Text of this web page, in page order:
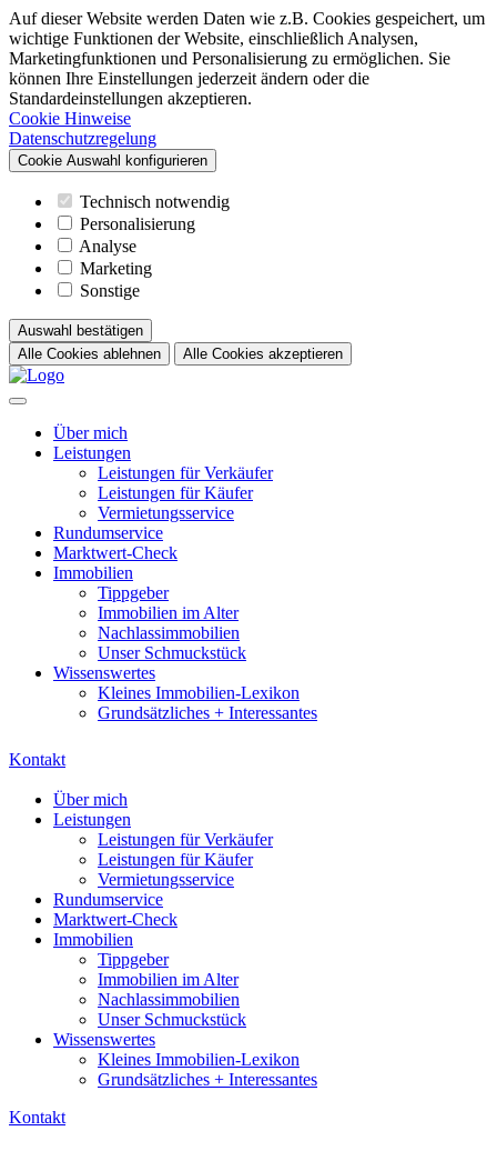
Auf dieser Website werden Daten wie z.B. Cookies gespeichert, um
wichtige Funktionen der Website, einschließlich Analysen,
Marketingfunktionen und Personalisierung zu ermöglichen. Sie
können Ihre Einstellungen jederzeit ändern oder die
Standardeinstellungen akzeptieren.
Cookie Hinweise
Datenschutzregelung
Cookie Auswahl konfigurieren
Technisch notwendig
Personalisierung
Analyse
Marketing
Sonstige
Auswahl bestätigen
Alle Cookies ablehnen
Alle Cookies akzeptieren
Über mich
Leistungen
Leistungen für Verkäufer
Leistungen für Käufer
Vermietungsservice
Rundumservice
Marktwert-Check
Immobilien
Tippgeber
Immobilien im Alter
Nachlassimmobilien
Unser Schmuckstück
Wissenswertes
Kleines Immobilien-Lexikon
Grundsätzliches + Interessantes
Kontakt
Über mich
Leistungen
Leistungen für Verkäufer
Leistungen für Käufer
Vermietungsservice
Rundumservice
Marktwert-Check
Immobilien
Tippgeber
Immobilien im Alter
Nachlassimmobilien
Unser Schmuckstück
Wissenswertes
Kleines Immobilien-Lexikon
Grundsätzliches + Interessantes
Kontakt